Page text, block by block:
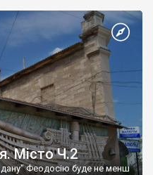
Місто Ч.2
дану" Феодосію буде не менш